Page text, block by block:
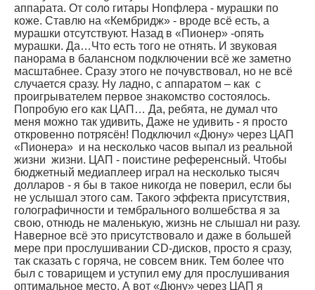
аппарата. От соло гитары Нопфлера - мурашки по
коже. Ставлю на «Кембридж» - вроде всё есть, а
мурашки отсутствуют. Назад в «Пионер» -опять
мурашки. Да…Что есть того не отнять. И звуковая
панорама в балансном подключении всё же заметно
масштабнее. Сразу этого не почувствовал, но не всё
случается сразу. Ну ладно, с аппаратом – как с
проигрывателем первое знакомство состоялось.
Попробую его как ЦАП… Да, ребята, не думал что
меня можно так удивить, Даже не удивить - я просто
откровенно потрясён! Подключил «Дюну» через ЦАП
«Пионера» и на несколько часов выпал из реальной
жизни жизни. ЦАП - поистине референсный. Чтобы
бюджетный медиаплеер играл на несколько тысяч
долларов - я бы в такое никогда не поверил, если бы
не услышал этого сам. Такого эффекта присутствия,
голографичности и тембрального волшебства я за
свою, отнюдь не маленькую, жизнь не слышал ни разу.
Наверное всё это присутствовало и даже в большей
мере при прослушивании CD-дисков, просто я сразу,
так сказать с горяча, не совсем вник. Тем более что
был с товарищем и уступил ему для прослушивания
оптимальное место. А вот «Дюну» через ЦАП я